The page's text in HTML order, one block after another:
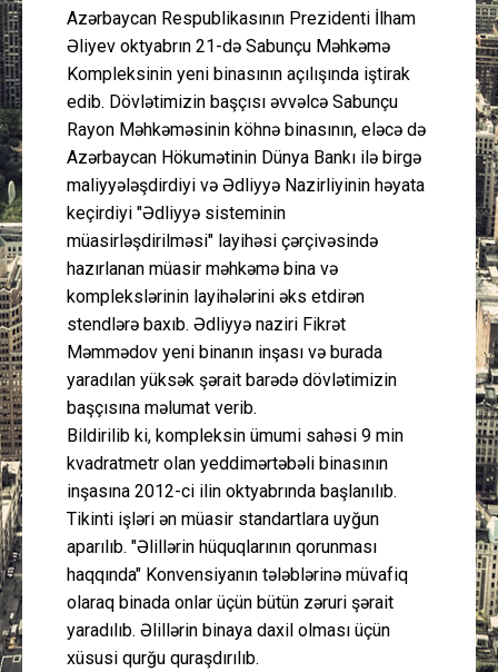
Gündəm
Cəmiyyət
Peşə etikası
Əlaqə
Azərbaycan Respublikasının Prezidenti İlham
Əliyev oktyabrın 21-də Sabunçu Məhkəmə
Kompleksinin yeni binasının açılışında iştirak
edib. Dövlətimizin başçısı əvvəlcə Sabunçu
Rayon Məhkəməsinin köhnə binasının, eləcə də
Azərbaycan Hökumətinin Dünya Bankı ilə birgə
maliyyələşdirdiyi və Ədliyyə Nazirliyinin həyata
keçirdiyi "Ədliyyə sisteminin
müasirləşdirilməsi" layihəsi çərçivəsində
hazırlanan müasir məhkəmə bina və
komplekslərinin layihələrini əks etdirən
stendlərə baxıb. Ədliyyə naziri Fikrət
Məmmədov yeni binanın inşası və burada
yaradılan yüksək şərait barədə dövlətimizin
başçısına məlumat verib.
Bildirilib ki, kompleksin ümumi sahəsi 9 min
kvadratmetr olan yeddimərtəbəli binasının
inşasına 2012-ci ilin oktyabrında başlanılıb.
Tikinti işləri ən müasir standartlara uyğun
aparılıb. "Əlillərin hüquqlarının qorunması
haqqında" Konvensiyanın tələblərinə müvafiq
olaraq binada onlar üçün bütün zəruri şərait
yaradılıb. Əlillərin binaya daxil olması üçün
xüsusi qurğu quraşdırılıb.